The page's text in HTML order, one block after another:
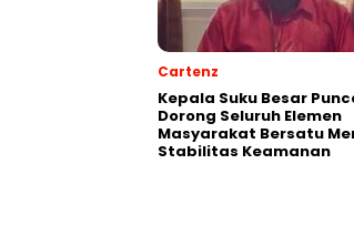
Cartenz
Kepala Suku Besar
Dorong Seluruh Elemen
Masyarakat Bersatu
Stabilitas Keamanan